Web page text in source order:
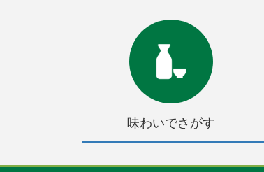
味わいでさがす